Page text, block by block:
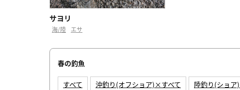
サヨリ
海/陸 エサ
春の釣魚
すべて 沖釣り(オフショア)×すべて 陸釣り(ショ